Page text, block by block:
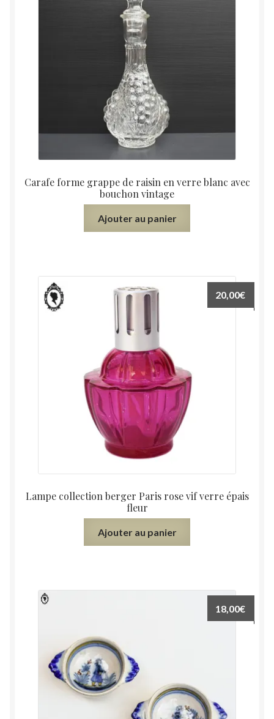
Carafe forme grappe de raisin en verre blanc avec
bouchon vintage
Ajouter au panier
Lampe collection berger Paris rose vif verre épais
fleur
20,00€
Ajouter au panier
18,00€